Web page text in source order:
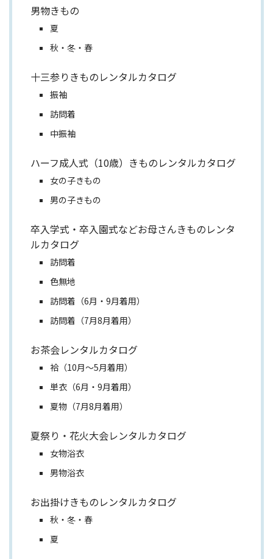
男物きもの
夏
秋・冬・春
十三参りきものレンタルカタログ
振袖
訪問着
中振袖
ハーフ成人式（10歳）きものレンタルカタログ
女の子きもの
男の子きもの
卒入学式・卒入園式などお母さんきものレンタ
ルカタログ
訪問着
色無地
訪問着（6月・9月着用）
訪問着（7月8月着用）
お茶会レンタルカタログ
袷（10月～5月着用）
単衣（6月・9月着用）
夏物（7月8月着用）
夏祭り・花火大会レンタルカタログ
女物浴衣
男物浴衣
お出掛けきものレンタルカタログ
秋・冬・春
夏